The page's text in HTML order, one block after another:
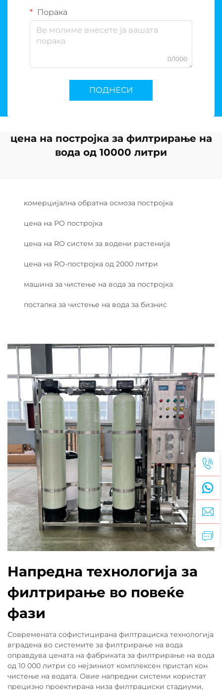
Порака
0/1000
ПОДНЕСИ
цена на постројка за филтрирање на
вода од 10000 литри
комерцијална обратна осмоза постројка
цена на РО постројка
цена на RO систем за водени растенија
цена на RO-постројка од 2000 литри
машина за чистење на вода за постројка
постапка за чистење на вода за бизнис
Напредна технологија за
филтрирање во повеќе
фази
Современата софистицирана филтрациска технологија
вградена во системите за филтрирање на вода
оправдува цената на фабриката за филтрирање на вода
од 10 000 литри со нејзиниот комплексен пристап кон
чистење на водата. Овие напредни системи користат
прецизно проектирана низа филтрациски стадиуми,